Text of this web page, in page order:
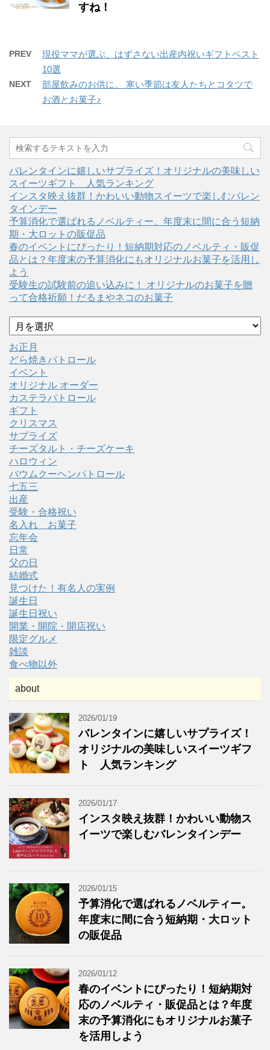
すね！
PREV
現役ママが選ぶ、はずさない出産内祝いギフトベスト
10選
NEXT
部屋飲みのお供に。 寒い季節は友人たちとコタツで
お酒とお菓子♪
バレンタインに嬉しいサプライズ！オリジナルの美味しい
スイーツギフト 人気ランキング
インスタ映え抜群！かわいい動物スイーツで楽しむバレン
タインデー
予算消化で選ばれるノベルティー。年度末に間に合う短納
期・大ロットの販促品
春のイベントにぴったり！短納期対応のノベルティ・販促
品とは？年度末の予算消化にもオリジナルお菓子を活用し
よう
受験生の試験前の追い込みに！ オリジナルのお菓子を贈
って合格祈願！だるまやネコのお菓子
ア
ー
カ
イ
ブ
お正月
どら焼きパトロール
イベント
オリジナル オーダー
カステラパトロール
ギフト
クリスマス
サプライズ
チーズタルト・チーズケーキ
ハロウィン
バウムクーヘンパトロール
七五三
出産
受験・合格祝い
名入れ お菓子
忘年会
日常
父の日
結婚式
見つけた！有名人の実例
誕生日
誕生日祝い
開業・開院・開店祝い
限定グルメ
雑談
食べ物以外
about
2026/01/19
バレンタインに嬉しいサプライズ！
オリジナルの美味しいスイーツギフ
ト 人気ランキング
2026/01/17
インスタ映え抜群！かわいい動物ス
イーツで楽しむバレンタインデー
2026/01/15
予算消化で選ばれるノベルティー。
年度末に間に合う短納期・大ロット
の販促品
2026/01/12
春のイベントにぴったり！短納期対
応のノベルティ・販促品とは？年度
末の予算消化にもオリジナルお菓子
を活用しよう